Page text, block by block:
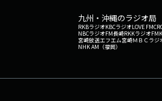
九州・沖縄のラジオ局
RKBラジオKBCラジオLOVE FM
NBCラジオFM長崎RKKラジオ
宮崎放送エフエム宮崎ＭＢＣラジ
NHK AM（福岡）